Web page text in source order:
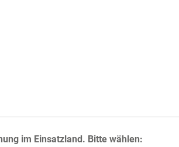
im Einsatzland. Bitte wählen: